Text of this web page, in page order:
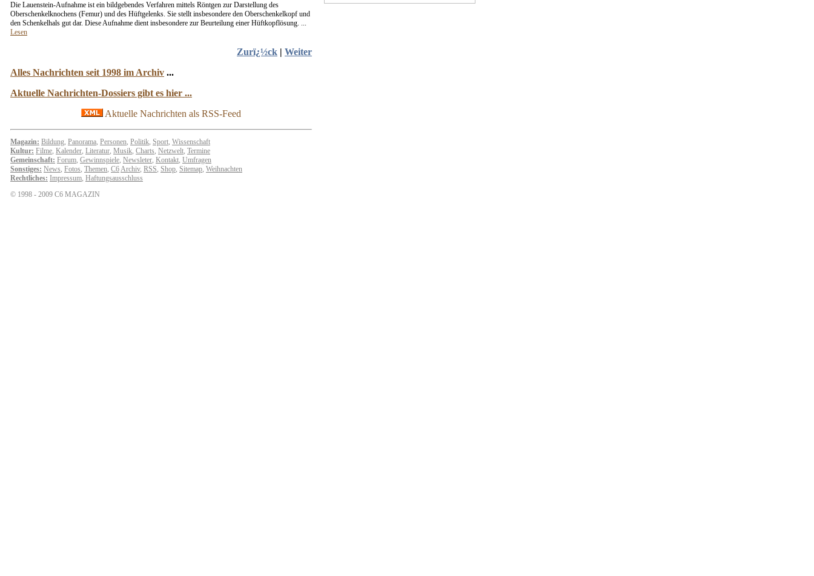
Die Lauenstein-Aufnahme ist ein bildgebendes Verfahren mittels Röntgen zur Darstellung des
Oberschenkelknochens (Femur) und des Hüftgelenks. Sie stellt insbesondere den Oberschenkelkopf und
den Schenkelhals gut dar. Diese Aufnahme dient insbesondere zur Beurteilung einer Hüftkopflösung. ...
Lesen
Zurï¿½ck | Weiter
Alles Nachrichten seit 1998 im Archiv ...
Aktuelle Nachrichten-Dossiers gibt es hier ...
Aktuelle Nachrichten als RSS-Feed
Magazin: Bildung, Panorama, Personen, Politik, Sport, Wissenschaft
Kultur: Filme, Kalender, Literatur, Musik, Charts, Netzwelt, Termine
Gemeinschaft: Forum, Gewinnspiele, Newsleter, Kontakt, Umfragen
Sonstiges: News, Fotos, Themen, C6Archiv, RSS, Shop, Sitemap, Weihnachten
Rechtliches: Impressum, Haftungsausschluss
© 1998 - 2009 C6 MAGAZIN